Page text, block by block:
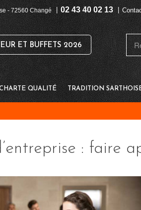
- 72560 Changé | 02 43 40 02 13 |
ET BUFFETS 2026
QUALITÉ TRADITION
: faire